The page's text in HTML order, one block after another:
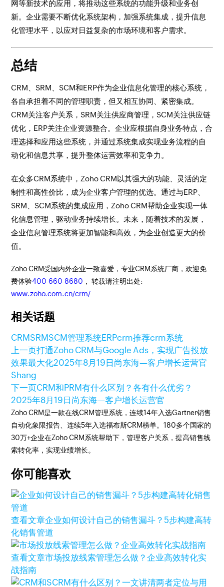
网等新技术的应用，将推动这些系统的功能升级和业务创
新。企业需要不断优化系统架构，加强系统集成，提升信息
化管理水平，以应对日益复杂的市场环境和客户需求。
总结
CRM、SRM、SCM和ERP作为企业信息化管理的核心系统，
各自承担着不同的管理职责，但又相互协同、紧密集成。
CRM关注客户关系，SRM关注供应商管理，SCM关注供应链
优化，ERP关注企业资源整合。企业应根据自身业务特点，合
理选择和应用这些系统，并通过系统集成实现业务流程的自
动化和信息共享，提升整体运营效率和竞争力。
在众多CRM系统中，Zoho CRM以其强大的功能、灵活的定
制性和高性价比，成为企业客户管理的优选。通过与ERP、
SRM、SCM系统的集成应用，Zoho CRM帮助企业实现一体
化信息管理，驱动业务持续增长。未来，随着技术的发展，
企业信息管理系统将更加智能和高效，为企业创造更大的价
值。
Zoho CRM受国内外企业一致喜爱，专业CRM系统厂商，欢迎免
费体验400-660-8680 ， 转载请注明出处:
www.zoho.com.cn/crm/
相关话题
CRM SRM SCM管理系统ERPcrm推荐crm系统
上一页打通Zoho CRM与Google Ads，实现广告投放
效果最大化2025年8月19日 尚东海—客户增长运营官
Shang
下一页CRM和PRM有什么区别？各有什么优劣？
2025年8月19日 尚东海—客户增长运营官
Zoho CRM是一款在线CRM管理系统，连续14年入选Gartner销售
自动化象限报告、连续5年入选福布斯CRM榜单。180多个国家的
30万+企业在Zoho CRM系统帮助下，管理客户关系，提高销售线
索转化率，实现业绩增长。
你可能喜欢
查看文章企业如何设计自己的销售漏斗？5步构建高转
化销售管道
查看文章市场投放线索管理怎么做？企业高效转化实
战指南